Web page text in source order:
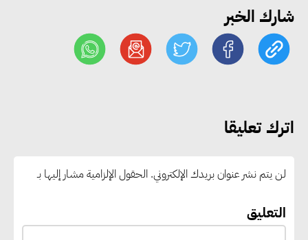
شارك الخبر
اترك تعليقا
لن يتم نشر عنوان بريدك الإلكتروني. الحقول الإلزامية مشار إليها بـ
التعليق
رغبات المرحلة الأولى.. والوزارة تدعو
الطلاب إلى سرعة التسجيل وعدم
يعمل على تطوير موقعه الإلكتروني